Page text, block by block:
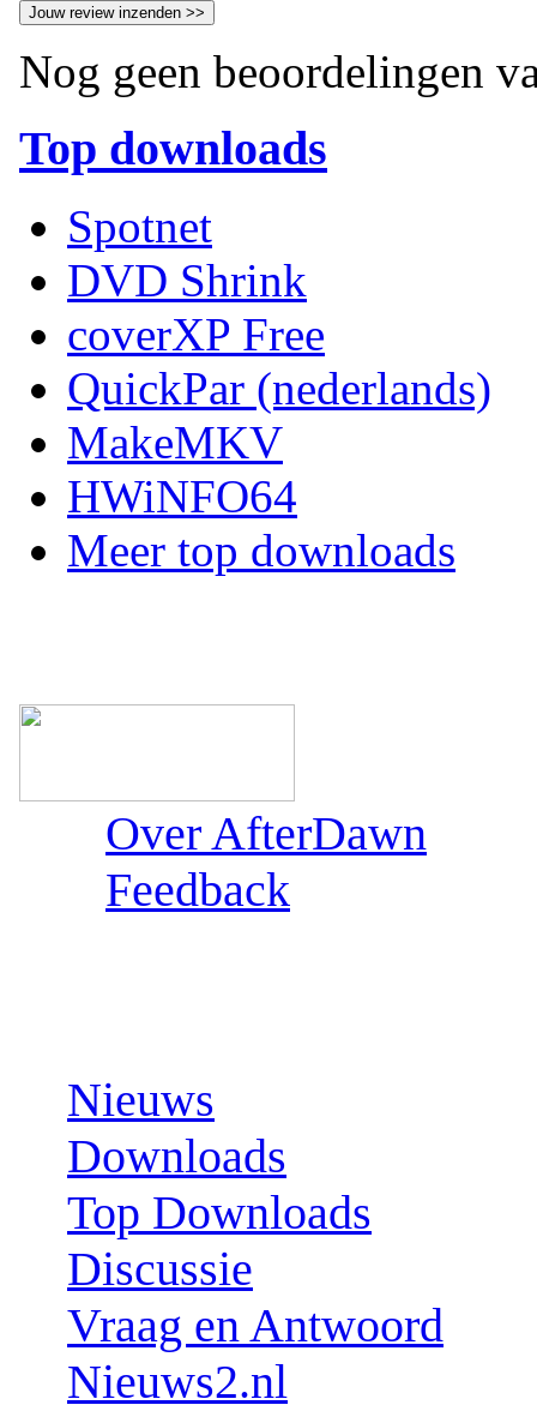
Nog geen beoordelingen
Top downloads
Spotnet
DVD Shrink
coverXP Free
QuickPar (nederlands)
MakeMKV
HWiNFO64
Meer top downloads
Over AfterDawn
Feedback
Nieuws
Downloads
Top Downloads
Discussie
Vraag en Antwoord
Nieuws2.nl